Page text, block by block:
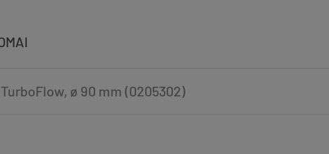
ø 90 mm (0205302)